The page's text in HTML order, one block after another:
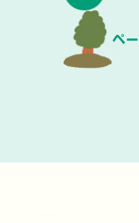
ペ